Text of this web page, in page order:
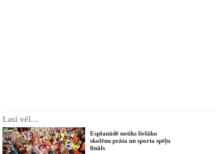
Lasi vēl...
Esplanādē notiks lielāko
skolēnu prāta un sporta spēļu
fināls